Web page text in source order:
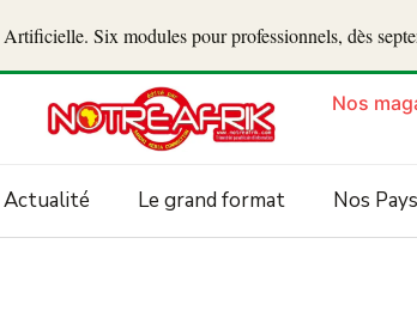
Six modules pour professionnels, dès
Nos
Actualité Le grand format Nos Pays